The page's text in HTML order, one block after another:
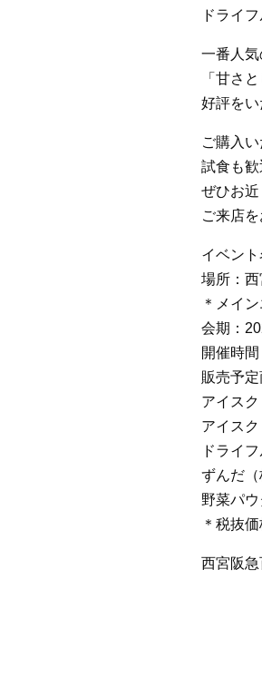
ドライ
一番人気
「甘さ
好評をい
ご購入
試食も歓
ぜひお
ご来店
イベン
場所：
＊メイ
会期：
開催時
販売予定
アイス
アイス
ドライ
ずんだ
野菜パ
＊税抜価
西宮阪